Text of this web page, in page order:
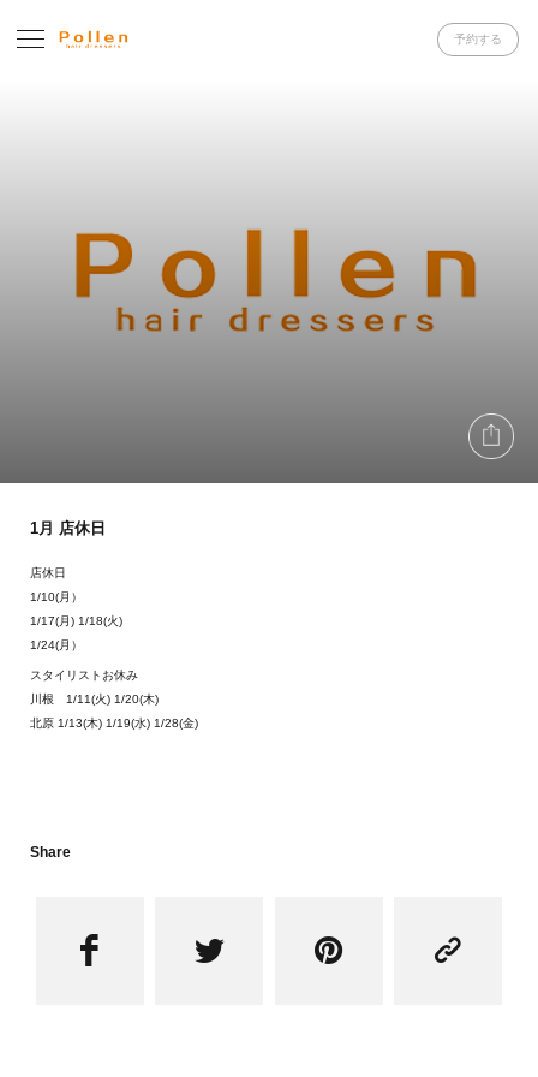
予約する
1月 店休日
店休日
1/10(月）
1/17(月) 1/18(火)
1/24(月）
スタイリストお休み
川根 1/11(火) 1/20(木)
北原 1/13(木) 1/19(水) 1/28(金)
Share
   